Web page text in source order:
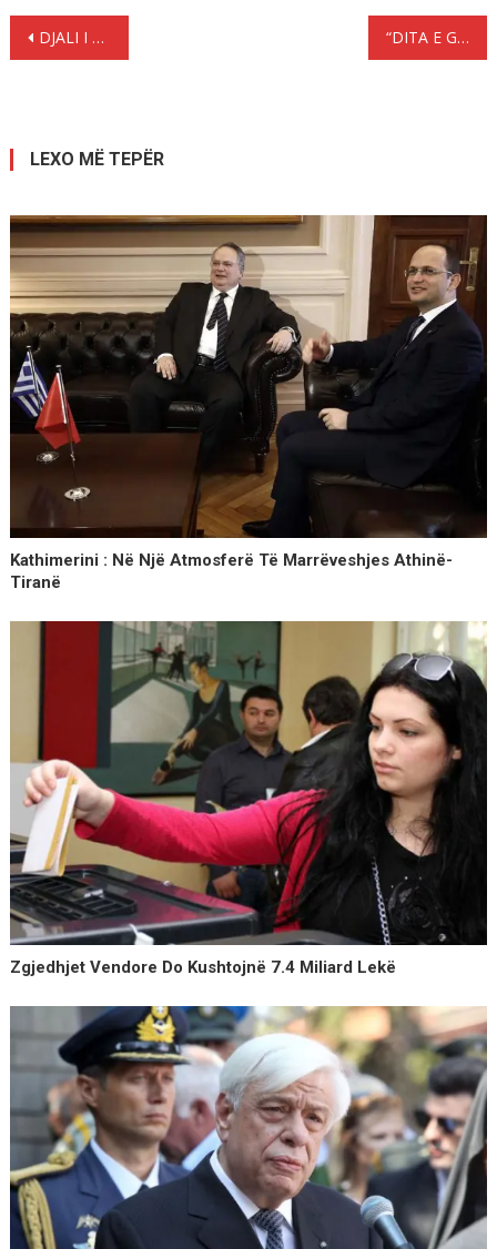
Lëvizje
DJALI I DONALD TRUMP KONFIRMON : NUK KA TAKIM TË ANULUAR MES MEJE DHE RAMËS “DITA E GËNJESHTRAVE”, CILA ËSHTË ORIGJINA E SAJ – SI E FESTOJNË EUROPIANËT
LEXO MË TEPËR
Kathimerini : Në Një Atmosferë Të Marrëveshjes Athinë-
Tiranë
Zgjedhjet Vendore Do Kushtojnë 7.4 Miliard Lekë